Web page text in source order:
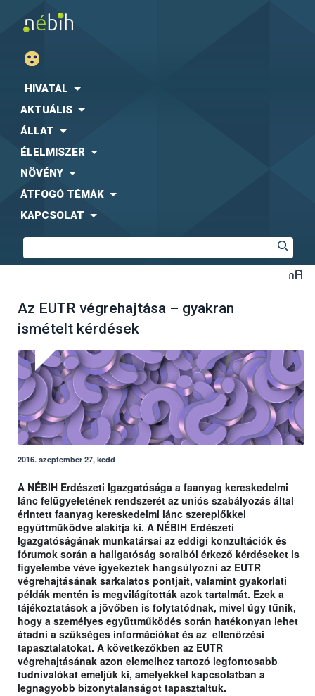
HIVATAL
AKTUÁLIS
ÁLLAT
ÉLELMISZER
NÖVÉNY
ÁTFOGÓ TÉMÁK
KAPCSOLAT
Az EUTR végrehajtása – gyakran
ismételt kérdések
2016. szeptember 27, kedd
A NÉBIH Erdészeti Igazgatósága a faanyag kereskedelmi
lánc felügyeletének rendszerét az uniós szabályozás által
érintett faanyag kereskedelmi lánc szereplőkkel
együttműködve alakítja ki. A NÉBIH Erdészeti
Igazgatóságának munkatársai az eddigi konzultációk és
fórumok során a hallgatóság soraiból érkező kérdéseket is
figyelembe véve igyekeztek hangsúlyozni az EUTR
végrehajtásának sarkalatos pontjait, valamint gyakorlati
példák mentén is megvilágították azok tartalmát. Ezek a
tájékoztatások a jövőben is folytatódnak, mivel úgy tűnik,
hogy a személyes együttműködés során hatékonyan lehet
átadni a szükséges információkat és az ellenőrzési
tapasztalatokat. A következőkben az EUTR
végrehajtásának azon elemeihez tartozó legfontosabb
tudnivalókat emeljük ki, amelyekkel kapcsolatban a
legnagyobb bizonytalanságot tapasztaltuk.